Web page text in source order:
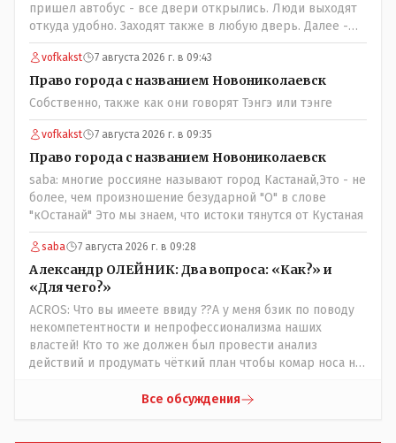
пришел автобус - все двери открылись. Люди выходят
откуда удобно. Заходят также в любую дверь. Далее -
либо платишь сам (у каждой двери есть валидатор),
либо кондуктор подойдет с терминалом. Водитель
разгружен от вопросов оплаты, полностью
сконцентрировавшись на управлении автобусом.
Кондуктор - помимо удобства - несомненно рабочие
места. Сколько людей можно трудоустроить? Но зачем,
когда водитель должен и на дорогу смотреть, и оплату
контролировать , и (в редких случаях оплаты наличкой)
сдачу выдавать. У нас прогресс почему-то идет с
регрессом рука об руку. Любую хорошую задумку
умудряемся похерить(
vofkakst 7 августа 2026 г. в 09:43
Право города с названием Новониколаевск
Собственно, также как они говорят Тэнгэ или тэнге
vofkakst 7 августа 2026 г. в 09:35
Право города с названием Новониколаевск
saba: многие россияне называют город Кастанай,Это - не
более, чем произношение безударной "О" в слове
"кОстанай" Это мы знаем, что истоки тянутся от Кустаная
saba 7 августа 2026 г. в 09:28
Александр ОЛЕЙНИК: Два вопроса: «Как?» и
«Для чего?»
ACROS: Что вы имеете ввиду ??А у меня бзик по поводу
некомпетентности и непрофессионализма наших
властей! Кто то же должен был провести анализ
действий и продумать чёткий план чтобы комар носа не
центре либо кто то из родственников сидит, либо
Все обсуждения